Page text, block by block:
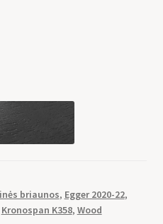
briaunos, Egger 2020-22,
Kronospan K358, Wood